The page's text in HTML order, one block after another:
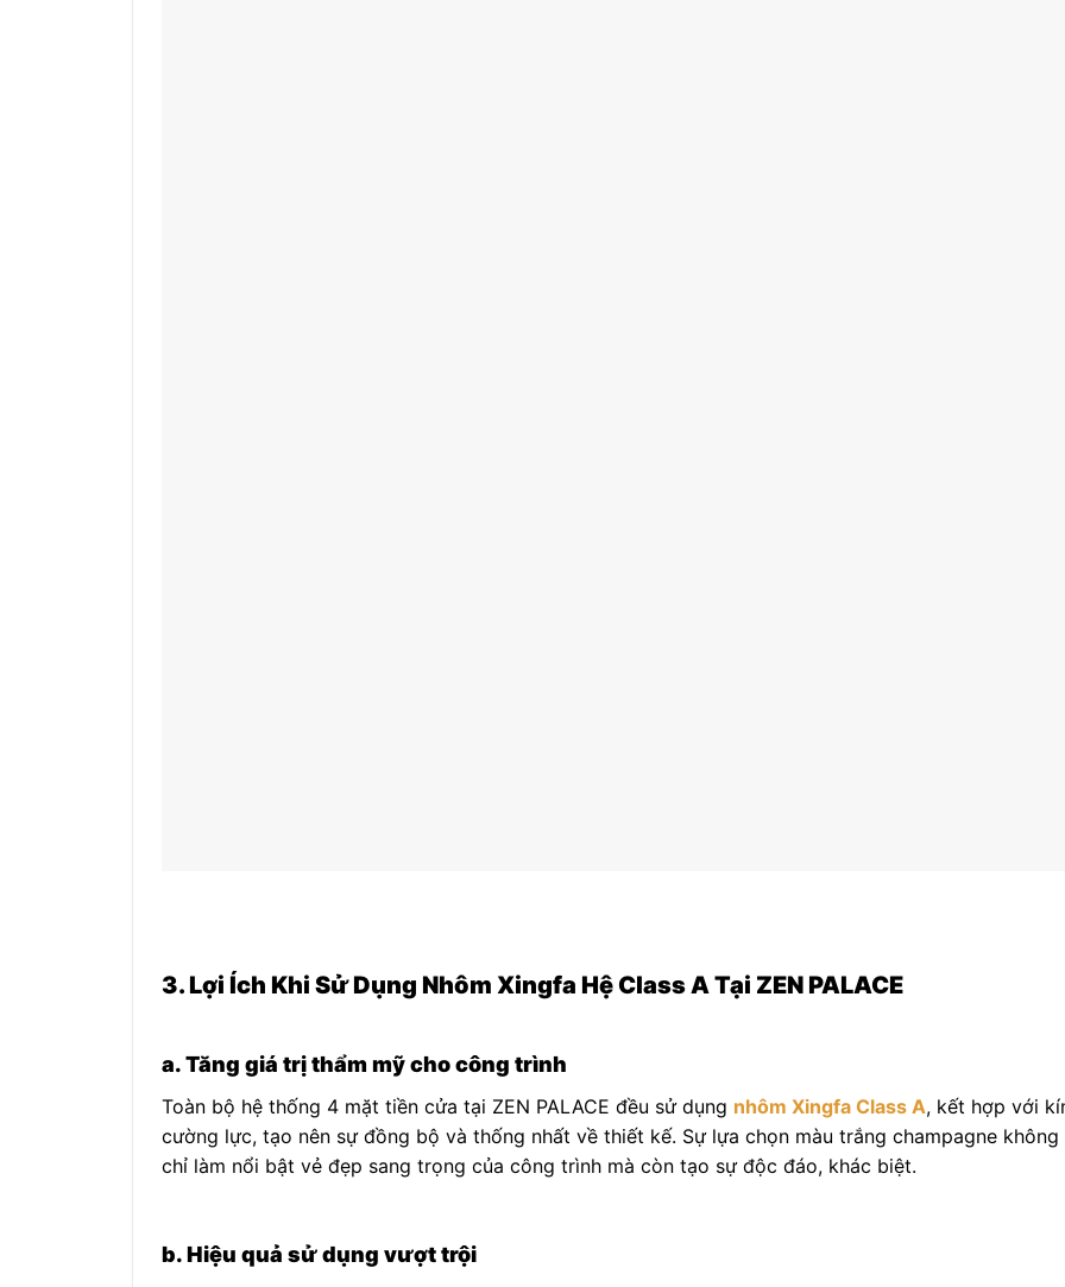
3. Lợi Ích Khi Sử Dụng Nhôm Xingfa Hệ Class A Tại ZEN PALACE
a. Tăng giá trị thẩm mỹ cho công trình
Toàn bộ hệ thống 4 mặt tiền cửa tại ZEN PALACE đều sử dụng nhôm Xingfa Class A, kết hợp với
cường lực, tạo nên sự đồng bộ và thống nhất về thiết kế. Sự lựa chọn màu trắng champagne không
chỉ làm nổi bật vẻ đẹp sang trọng của công trình mà còn tạo sự độc đáo, khác biệt.
b. Hiệu quả sử dụng vượt trội